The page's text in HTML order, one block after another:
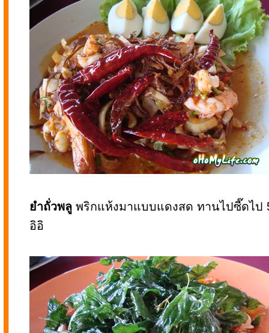
ยำถั่วพลู พริกแห้งมาแบบแดงสด ทานไปซี๊ดไป
อิอิ